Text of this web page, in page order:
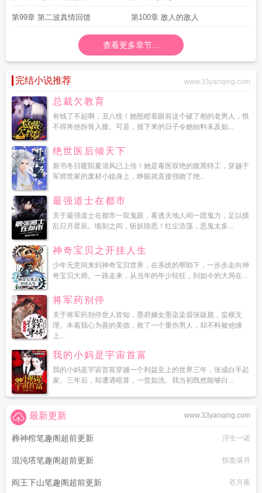
第99章 第二波真情回馈 第100章 敌人的敌人
查看更多章节...
完结小说推荐 www.33yanqing.com
总裁欠教育
有钱了不起啊，丑八怪！她怒瞪着眼前这个破了相的老男人，恨
不得将他拆骨入腹。可是，接下来的日子令她始料未及如...
绝世医后倾天下
新书冬日暖阳夏清风已上传！她是毒医双绝的腹黑特工，穿越于
军师世家的废材小姐身上，睁眼就直接强吻了绝...
最强道士在都市
关于最强道士在都市一双鬼眼，看透天地人间一团鬼力，足以搅
乱日月星辰。顷刻之间，斩妖除恶！红尘浩荡，恶鬼太多...
神奇宝贝之开挂人生
少年无意间来到神奇宝贝世界，在系统的帮助下，一步步走向神
奇宝贝大师。一路走来，从当年的年少轻狂，到如今的大局在...
将军药别停
关于将军药别停世人皆知，墨府嫡女墨染染嚣张跋扈，蛮横无
理。本着我心为善的美德，救了一个重伤男人，却不料被他缠
上...
我的小妈是宇宙首富
我的小妈是宇宙首富穿越一个利益至上的世界三年，张成白手起
家。三年后，却遭遇暗算，一贫如洗。我当初既然能够白...
www.33yanqing.com
最新更新
葬神棺笔趣阁超前更新 浮生一诺
混沌塔笔趣阁超前更新 惊蛰落月
阎王下山笔趣阁超前更新 苍月夜